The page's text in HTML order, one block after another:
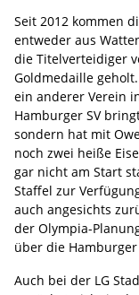
Seit 2012 kommen
entweder aus
die Titelverteidiger
Goldmedaille
ein anderer Verein
Hamburger SV
sondern hat mit
noch zwei heiße
gar nicht am Start
Staffel zur
auch angesichts
der Olympia-
über die Hamburger
Auch bei der LG